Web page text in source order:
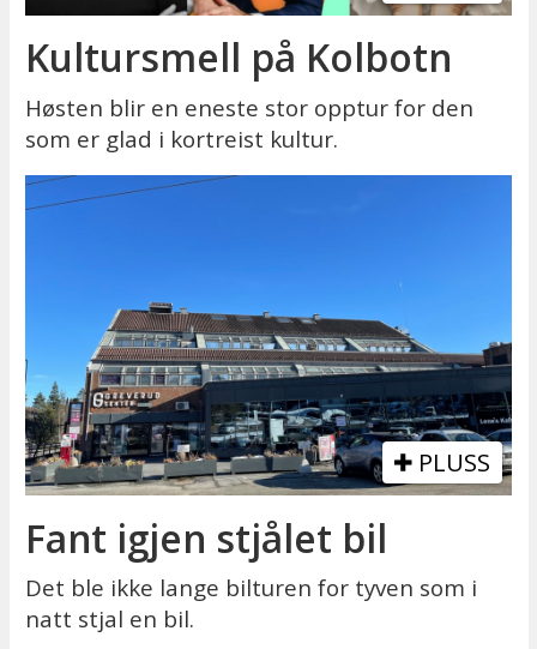
Kultursmell på Kolbotn
Høsten blir en eneste stor opptur for den
som er glad i kortreist kultur.
PLUSS
Fant igjen stjålet bil
Det ble ikke lange bilturen for tyven som i
natt stjal en bil.